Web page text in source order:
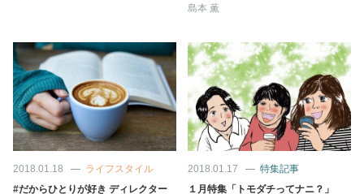
性と愛
ゲーム
島本 薫
2018.01.18
ライフスタイル
#だからひとりが好き ディレクター
2018.01.17
特集記事
１月特集「トモダチってナニ？」